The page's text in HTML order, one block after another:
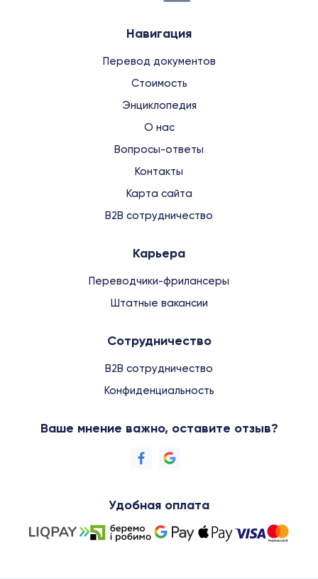
Навигация
Перевод документов
Стоимость
Энциклопедия
О нас
Вопросы-ответы
Контакты
Карта сайта
B2B сотрудничество
Карьера
Переводчики-фрилансеры
Штатные вакансии
Сотрудничество
B2B сотрудничество
Конфиденциальность
Ваше мнение важно, оставите отзыв?
Удобная оплата